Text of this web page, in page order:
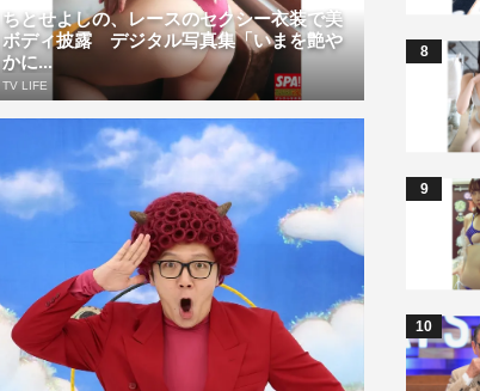
ちとせよしの、レースのセクシー衣装で美
ボディ披露 デジタル写真集「いまを艶や
かに...
TV LIFE
8
9
10